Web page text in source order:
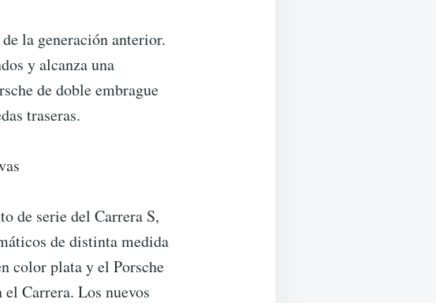
la generación anterior.
y alcanza una
de doble embrague
traseras.
de serie del Carrera S,
de distinta medida
color plata y el Porsche
Carrera. Los nuevos